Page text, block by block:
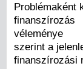
Problémaként
véleménye
szerint a
finanszírozási